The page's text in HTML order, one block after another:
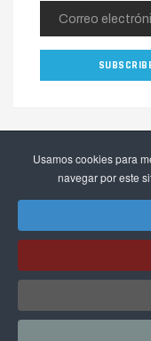
Usamos cookies para
navegar por este
Copyright © 2026 The